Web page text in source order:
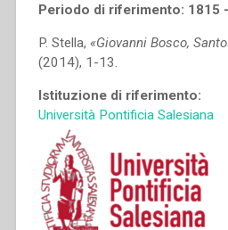
Periodo di riferimento: 1815
P. Stella, «Giovanni Bosco,
(2014), 1-13.
Istituzione di riferimento:
Università Pontificia Salesiana